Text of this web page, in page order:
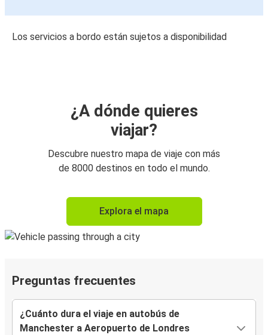
Los servicios a bordo están sujetos a disponibilidad
¿A dónde quieres
viajar?
Descubre nuestro mapa de viaje con más
de 8000 destinos en todo el mundo.
Explora el mapa
Preguntas frecuentes
¿Cuánto dura el viaje en autobús de
Manchester a Aeropuerto de Londres